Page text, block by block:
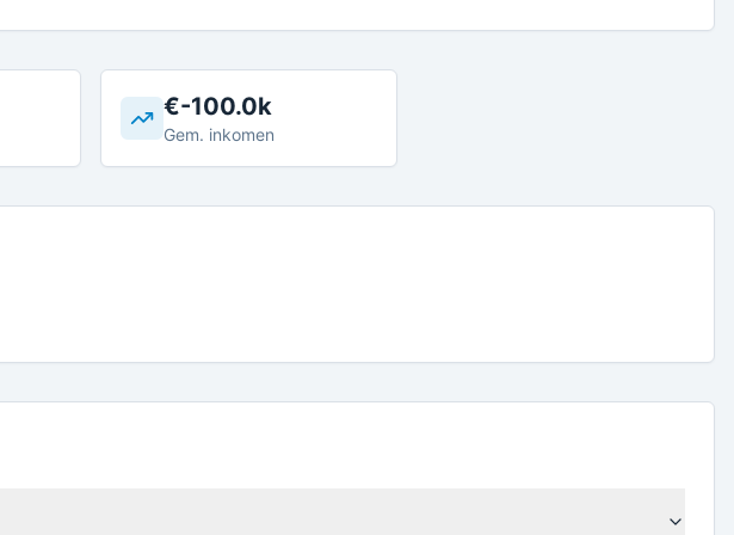
€-100.0k
Gem. inkomen